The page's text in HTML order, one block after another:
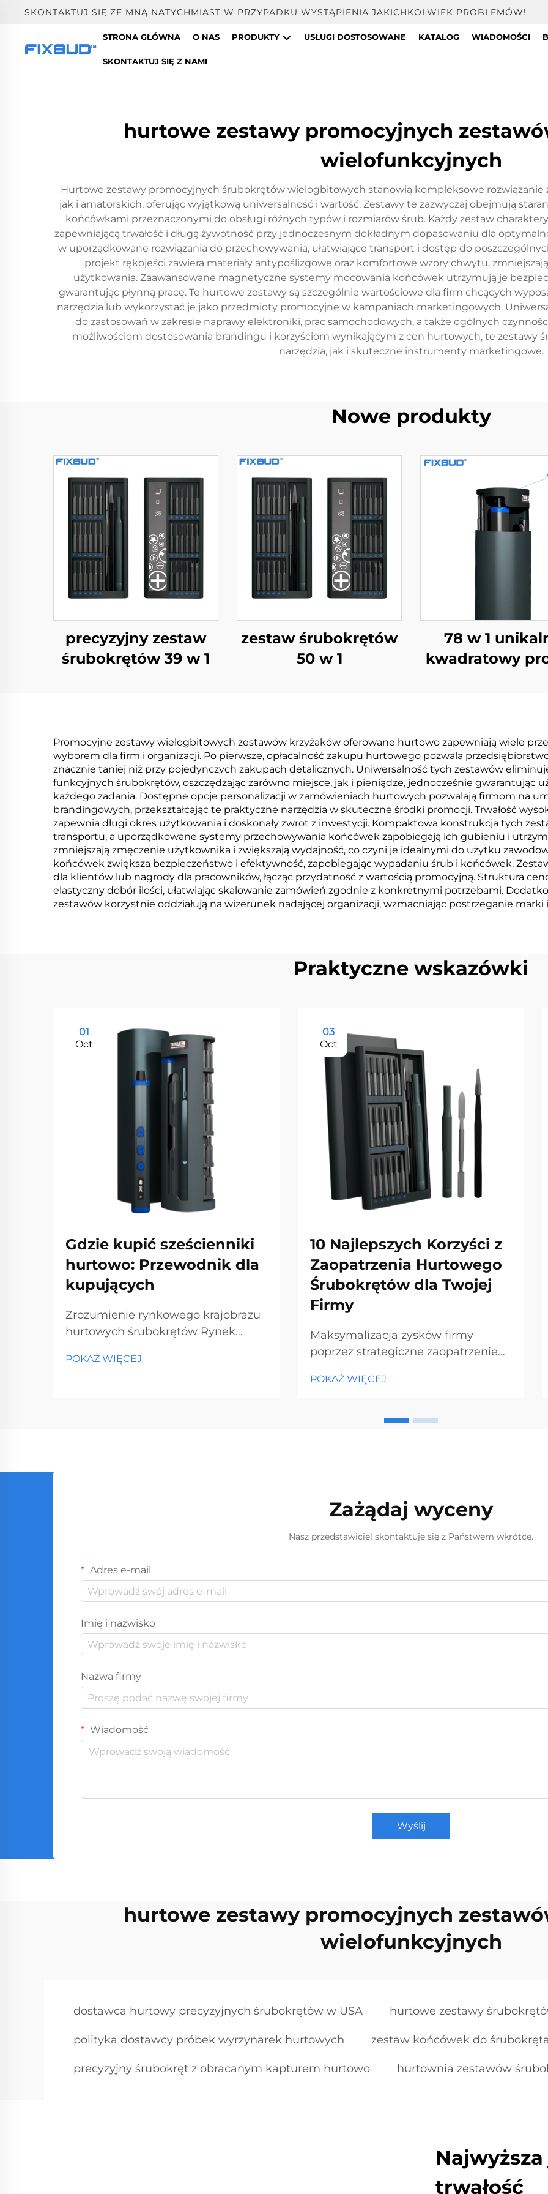
SKONTAKTUJ SIĘ ZE MNĄ NATYCHMIAST W PRZYPADKU WYSTĄPIENIA JAKICHKOLWIEK PROBLEMÓW!
STRONA GŁÓWNA O NAS PRODUKTY USŁUGI DOSTOSOWANE KATALOG WIADOMOŚCI
SKONTAKTUJ SIĘ Z NAMI
hurtowe zestawy promocyjnych
wielofunkcyjnych
Hurtowe zestawy promocyjnych śrubokrętów wielogbitowych stanowią kompleksowe
jak i amatorskich, oferując wyjątkową uniwersalność i wartość. Zestawy te zazwyczaj obejmują
końcówkami przeznaczonymi do obsługi różnych typów i rozmiarów śrub. Każdy zestaw
zapewniającą trwałość i długą żywotność przy jednoczesnym dokładnym dopasowaniu dla
w uporządkowane rozwiązania do przechowywania, ułatwiające transport i dostęp do
projekt rękojeści zawiera materiały antypoślizgowe oraz komfortowe wzory chwytu,
użytkowania. Zaawansowane magnetyczne systemy mocowania końcówek utrzymują je
gwarantując płynną pracę. Te hurtowe zestawy są szczególnie wartościowe dla firm chcących
narzędzia lub wykorzystać je jako przedmioty promocyjne w kampaniach marketingowych.
do zastosowań w zakresie naprawy elektroniki, prac samochodowych, a także ogólnych
możliwościom dostosowania brandingu i korzyściom wynikającym z cen hurtowych, te zestawy
narzędzia, jak i skuteczne instrumenty marketingowe.
Nowe produkty
precyzyjny zestaw
śrubokrętów 39 w 1
zestaw śrubokrętów
50 w 1
78 w 1
kwadratowy
Promocyjne zestawy wielogbitowych zestawów krzyżaków oferowane hurtowo zapewniają wiele
wyborem dla firm i organizacji. Po pierwsze, opłacalność zakupu hurtowego pozwala
znacznie taniej niż przy pojedynczych zakupach detalicznych. Uniwersalność tych zestawów
funkcyjnych śrubokrętów, oszczędzając zarówno miejsce, jak i pieniądze, jednocześnie gwarantując
każdego zadania. Dostępne opcje personalizacji w zamówieniach hurtowych pozwalają firmom na
brandingowych, przekształcając te praktyczne narzędzia w skuteczne środki promocji. Trwałość
zapewnia długi okres użytkowania i doskonały zwrot z inwestycji. Kompaktowa konstrukcja tych
transportu, a uporządkowane systemy przechowywania końcówek zapobiegają ich gubieniu i
zmniejszają zmęczenie użytkownika i zwiększają wydajność, co czyni je idealnymi do użytku
końcówek zwiększa bezpieczeństwo i efektywność, zapobiegając wypadaniu śrub i końcówek.
dla klientów lub nagrody dla pracowników, łącząc przydatność z wartością promocyjną. Struktura
elastyczny dobór ilości, ułatwiając skalowanie zamówień zgodnie z konkretnymi potrzebami.
zestawów korzystnie oddziałują na wizerunek nadającej organizacji, wzmacniając postrzeganie marki
Praktyczne wskazówki
01
Oct
Gdzie kupić sześcienniki
hurtowo: Przewodnik dla
kupujących
Zrozumienie rynkowego krajobrazu
hurtowych śrubokrętów Rynek
kluczowy segment rynku
POKAŻ WIĘCEJ
03
Oct
10 Najlepszych Korzyści z
Zaopatrzenia Hurtowego
Śrubokrętów dla Twojej
Firmy
Maksymalizacja zysków firmy
poprzez strategiczne zaopatrzenie
rynku sprzętu budowlanego i
decyzji zakupowych może znacząco
POKAŻ WIĘCEJ
Zażądaj wyceny
Nasz przedstawiciel skontaktuje się z Państwem wkrótce.
Adres e-mail
Imię i nazwisko
Nazwa firmy
Wiadomość
Wyślij
hurtowe zestawy promocyjnych
wielofunkcyjnych
dostawca hurtowy precyzyjnych śrubokrętów w USA hurtowe zestawy
polityka dostawcy próbek wyrzynarek hurtowych zestaw końcówek do
precyzyjny śrubokręt z obracanym kapturem hurtowo hurtownia zestawów
trwałość